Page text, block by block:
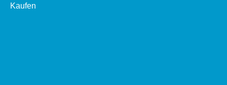
Kaufen